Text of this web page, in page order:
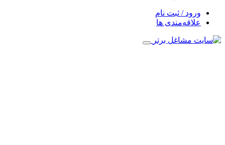
ورود / ثبت نام
علاقه‌مندی ها